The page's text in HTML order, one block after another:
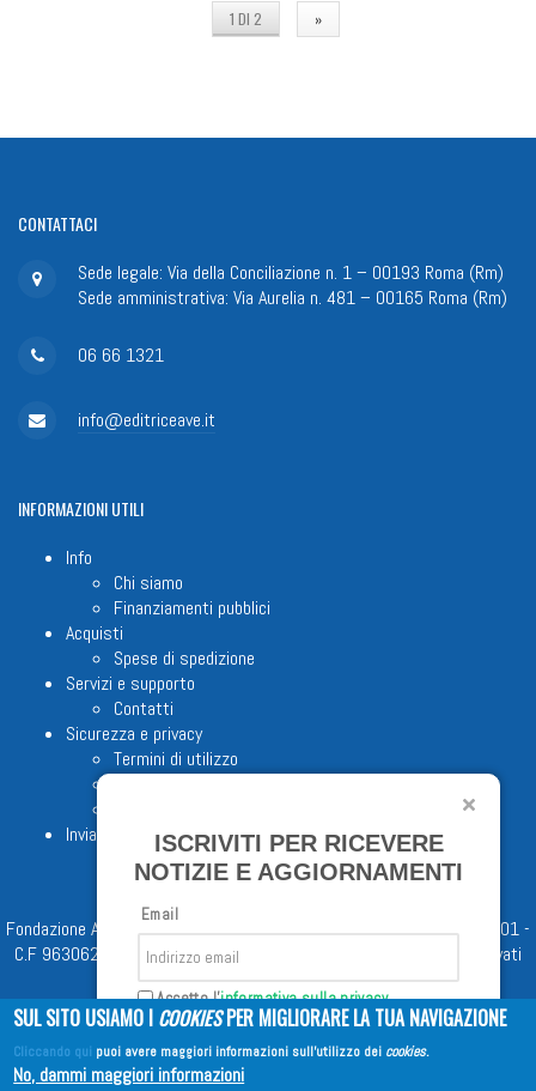
1 DI 2 »
CONTATTACI
Sede legale: Via della Conciliazione n. 1 – 00193 Roma (Rm)
Sede amministrativa: Via Aurelia n. 481 – 00165 Roma (Rm)
06 66 1321
info@editriceave.it
INFORMAZIONIUTILI
Info
Chi siamo
Finanziamenti pubblici
Acquisti
Spese di spedizione
Servizi e supporto
Contatti
Sicurezza e privacy
Termini di utilizzo
Invia proposta editoriale
Fondazione Apostolicam Actuositatem ETS © 2023 - P.I. 05398481001 -
C.F 96306220581 - REA 888781 del 23/02/98 - Tutti i diritti riservati
Copyright © 2026EDITRICE AVE
ISCRIVITI PER RICEVERE
NOTIZIE E AGGIORNAMENTI
Email
Accetto l'informativa sulla privacy
Iscriviti
SUL SITO USIAMO I COOKIESPER MIGLIORARE LA TUA NAVIGAZIONE
Cliccando qui puoi avere maggiori informazioni sull'utilizzo dei cookies.
No, dammi maggiori informazioni